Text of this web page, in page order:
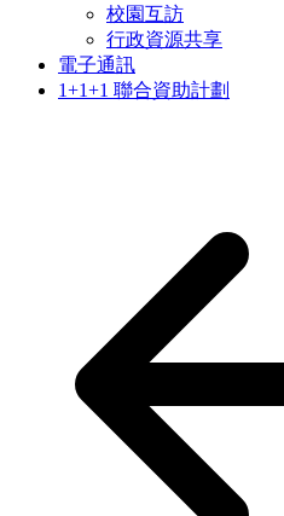
校園互訪
行政資源共享
電子通訊
1+1+1 聯合資助計劃